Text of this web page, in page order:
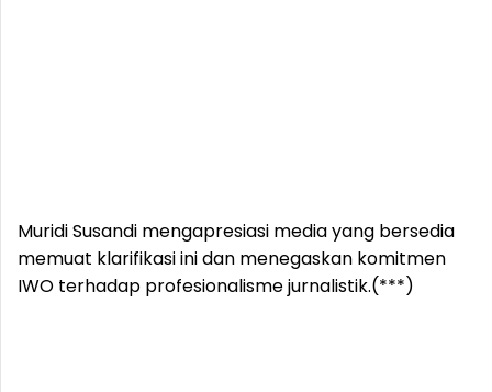
Muridi Susandi mengapresiasi media yang bersedia
memuat klarifikasi ini dan menegaskan komitmen
IWO terhadap profesionalisme jurnalistik.(***)